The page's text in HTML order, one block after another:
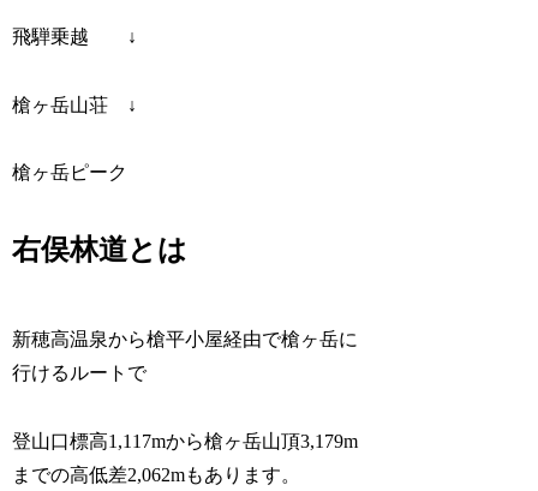
飛騨乗越 ↓
槍ヶ岳山荘 ↓
槍ヶ岳ピーク
右俣林道とは
新穂高温泉から槍平小屋経由で槍ヶ岳に
行けるルートで
登山口標高1,117mから槍ヶ岳山頂3,179m
までの高低差2,062mもあります。